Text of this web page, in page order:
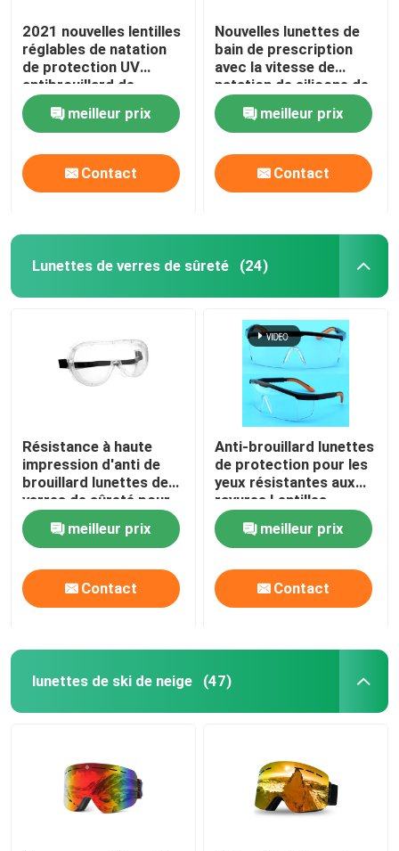
Prise d'air de plongée à l'air
2021 nouvelles lentilles
réglables de natation
de protection UV
antibrouillard de
lunettes de bain pour
des femmes des
hommes
meilleur prix
Contact
Nouvelles lunettes de
bain de prescription
avec la vitesse de
natation de silicone de
lentille de miroir avec la
protection
antibrouillard et UV
réglable d'ajustement
meilleur prix
Contact
Lunettes de verres de sûreté (24)
Résistance à haute
impression d'anti de
brouillard lunettes de
verres de sûreté pour
le laboratoire de chimie
meilleur prix
Contact
Anti-brouillard lunettes
de protection pour les
yeux résistantes aux
rayures Lentilles
d'enveloppe claires
Lunettes de sécurité et
poignées
antidérapantes
Temples réglables
Lunettes de laboratoire
meilleur prix
Contact
lunettes de ski de neige (47)